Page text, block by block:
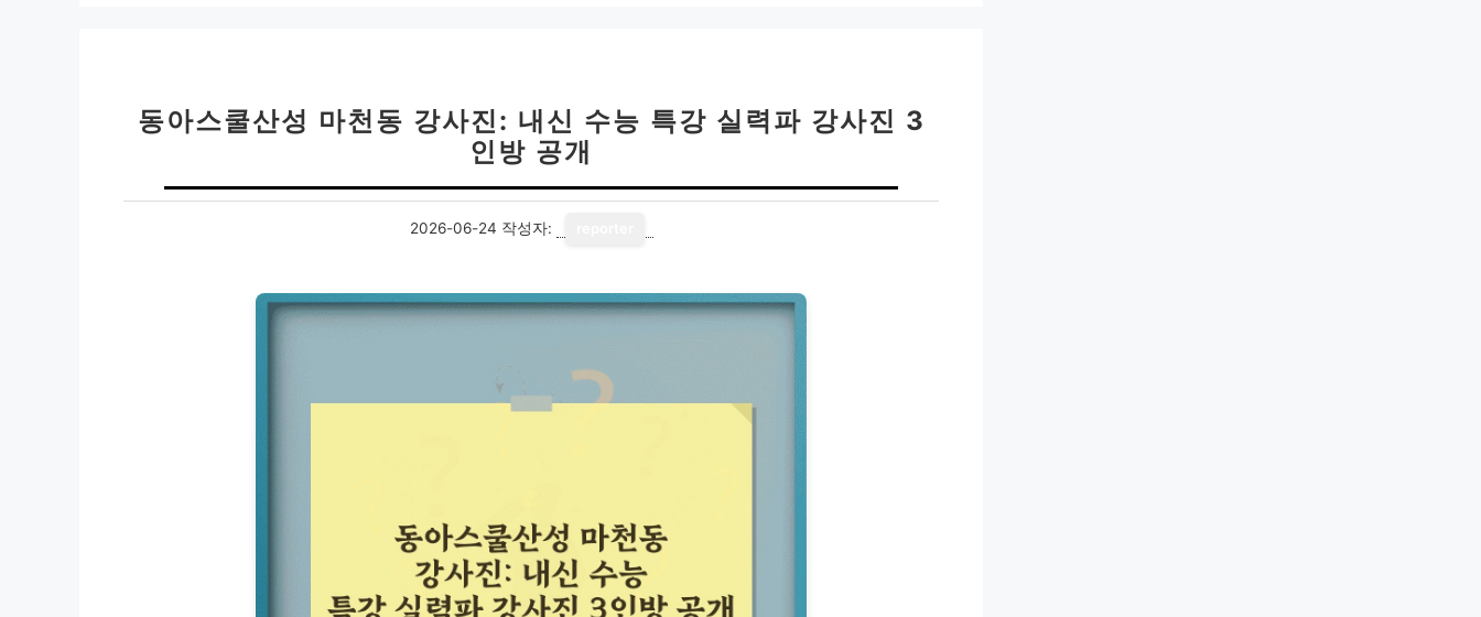
동아스쿨산성 마천동 강사진: 내신 수능 특강 실력파 강사진 3
인방 공개
2026-06-24 작성자: